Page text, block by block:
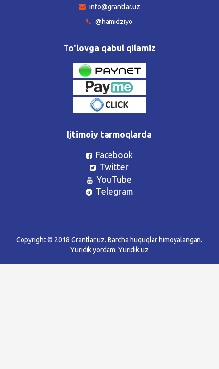
info@grantlar.uz
@hamidziyo
To'lovga qabul qilamiz
Ijtimoiy tarmoqlarda
Facebook
Twitter
YouTube
Telegram
Copyright © 2018 Grantlar.uz. Barcha huquqlar himoyalangan.
Yuridik yordam: Yuridik.uz